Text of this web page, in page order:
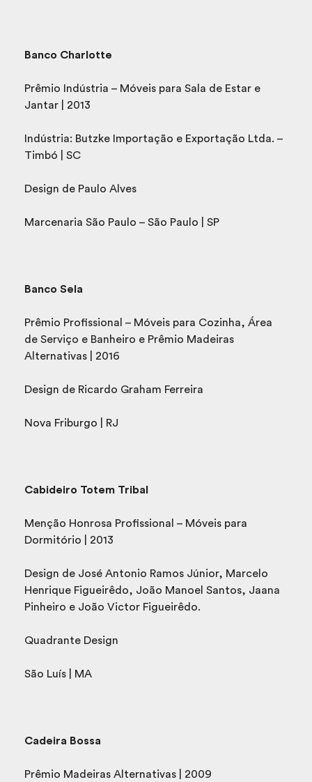
Banco Charlotte
Prêmio Indústria – Móveis para Sala de Estar e
Jantar | 2013
Indústria: Butzke Importação e Exportação Ltda. –
Timbó | SC
Design de Paulo Alves
Marcenaria São Paulo – São Paulo | SP
Banco Sela
Prêmio Profissional – Móveis para Cozinha, Área
de Serviço e Banheiro e Prêmio Madeiras
Alternativas | 2016
Design de Ricardo Graham Ferreira
Nova Friburgo | RJ
Cabideiro Totem Tribal
Menção Honrosa Profissional – Móveis para
Dormitório | 2013
Design de José Antonio Ramos Júnior, Marcelo
Henrique Figueirêdo, João Manoel Santos, Jaana
Pinheiro e João Victor Figueirêdo.
Quadrante Design
São Luís | MA
Cadeira Bossa
Prêmio Madeiras Alternativas | 2009